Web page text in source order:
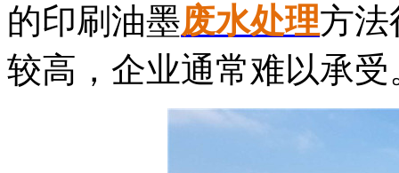
的印刷油墨废水处理方法
较高，企业通常难以承受